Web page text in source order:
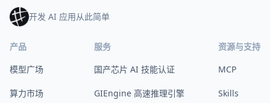
开发 AI 应用从此简单
产品
模型广场
算力市场
服务
国产芯片 AI 技能认证
GIEngine 高速推理引擎
资源与支持
MCP
Skills